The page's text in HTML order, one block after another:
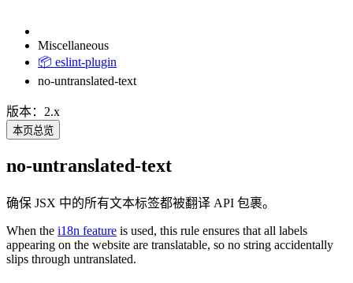
Miscellaneous
📦 eslint-plugin
no-untranslated-text
版本：2.x
本页总览
no-untranslated-text
确保 JSX 中的所有文本标签都被翻译 API 包裹。
When the i18n feature is used, this rule ensures that all labels
appearing on the website are translatable, so no string accidentally
slips through untranslated.